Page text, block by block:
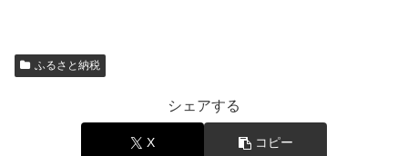
ふるさと納税
シェアする
X コピー